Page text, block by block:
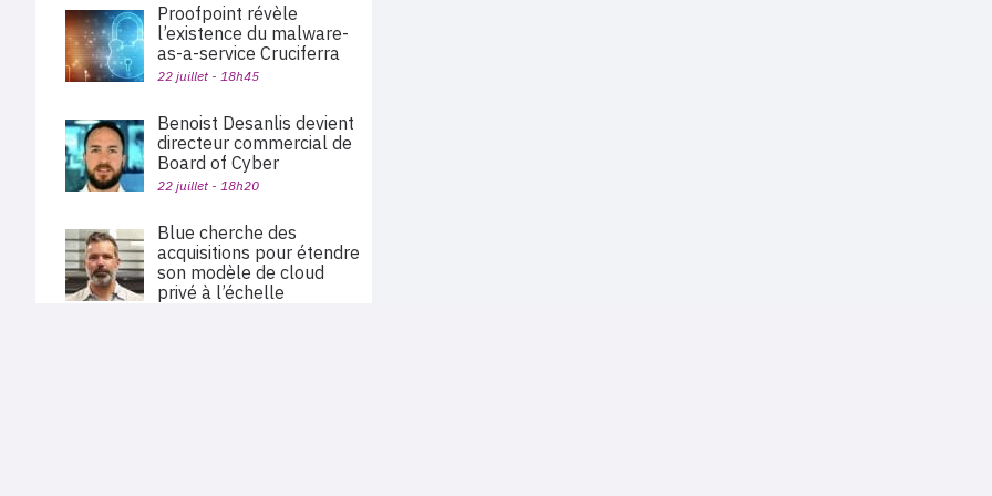
Proofpoint révèle
l’existence du malware-
as-a-service Cruciferra
22 juillet - 18h45
Benoist Desanlis devient
directeur commercial de
Board of Cyber
22 juillet - 18h20
Blue cherche des
acquisitions pour étendre
son modèle de cloud
privé à l’échelle